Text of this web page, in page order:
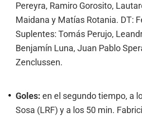
Pereyra, Ramiro Gorosito,
Maidana y Matías Rotania. DT:
Suplentes: Tomás Perujo,
Benjamín Luna, Juan Pablo
Zenclussen.
Goles: en el segundo tiempo, a
Sosa (LRF) y a los 50 min.